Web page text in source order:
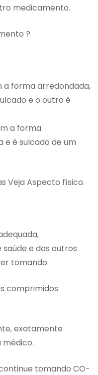
medicamento.
?
a forma arredondada,
e o outro é
a forma
e é sulcado de um
Veja Aspecto físico.
e dos outros
tomando.
comprimidos
exatamente
tomando CO-